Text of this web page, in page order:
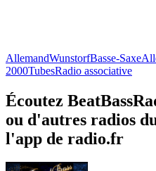
AllemandWunstorfBasse-Saxe
2000TubesRadio associative
Écoutez
ou d'autres radios
l'app de radio.fr